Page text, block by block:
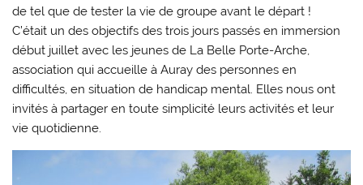
de tel que de tester la vie de groupe avant le départ !
C’était un des objectifs des trois jours passés en immersion
début juillet avec les jeunes de La Belle Porte-Arche,
association qui accueille à Auray des personnes en
difficultés, en situation de handicap mental. Elles nous ont
invités à partager en toute simplicité leurs activités et leur
vie quotidienne.